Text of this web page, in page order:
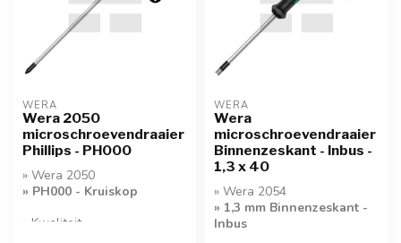
WERA
Wera 2050
microschroevendraaier
Phillips - PH000
» Wera 2050
» PH000 - Kruiskop
» Kwaliteit
WERA
Wera
microschroevendraaier
Binnenzeskant - Inbus -
1,3 x 40
» Wera 2054
» 1,3 mm Binnenzeskant -
Inbus